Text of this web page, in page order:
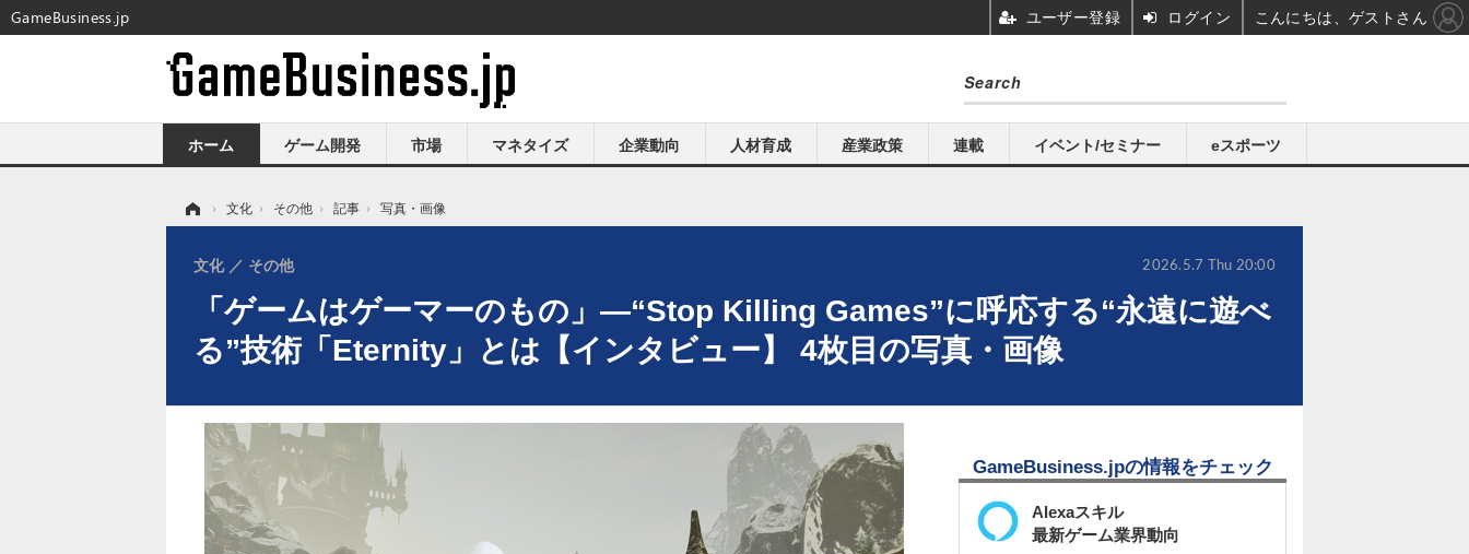
ホーム ゲーム開発 市場 マネタイズ 企業動向 人材育成 産業政策 連載 イベント/セミナー eスポーツ
› 文化 › その他 › 記事 › 写真・画像
「ゲームはゲーマーのもの」―“Stop Killing Games”に呼応する“永遠に遊べ
る”技術「Eternity」とは【インタビュー】 4枚目の写真・画像
文化 その他 2026.5.7 Thu 20:00
GameBusiness.jpの情報をチェック
Alexaスキル
最新ゲーム業界動向
GameBusiness.jp ユーザー登録 ログイン こんにちは、ゲストさん